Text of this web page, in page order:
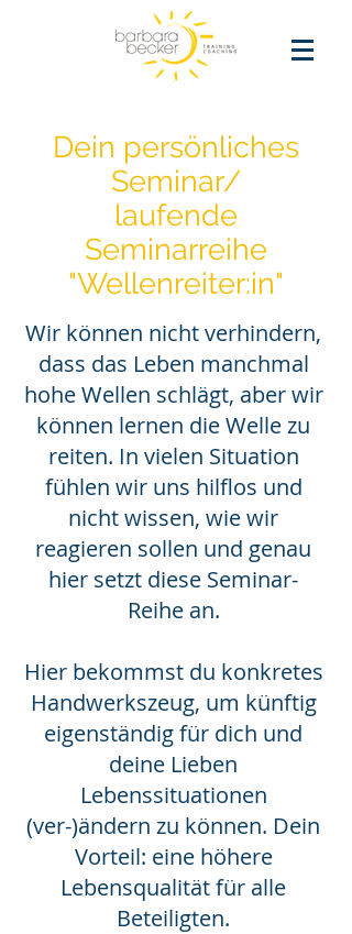
Über uns
Dein persönliches
Seminar/
laufende
Seminarreihe
"Wellenreiter:in"
Wir können nicht verhindern,
dass das Leben manchmal
hohe Wellen schlägt, aber wir
können lernen die Welle zu
reiten. In vielen Situation
fühlen wir uns hilflos und
nicht wissen, wie wir
reagieren sollen und genau
hier setzt diese Seminar-
Reihe an.
Hier bekommst du konkretes
Handwerkszeug, um künftig
eigenständig für dich und
deine Lieben
Lebenssituationen
(ver-)ändern zu können. Dein
Vorteil: eine höhere
Lebensqualität für alle
Beteiligten.